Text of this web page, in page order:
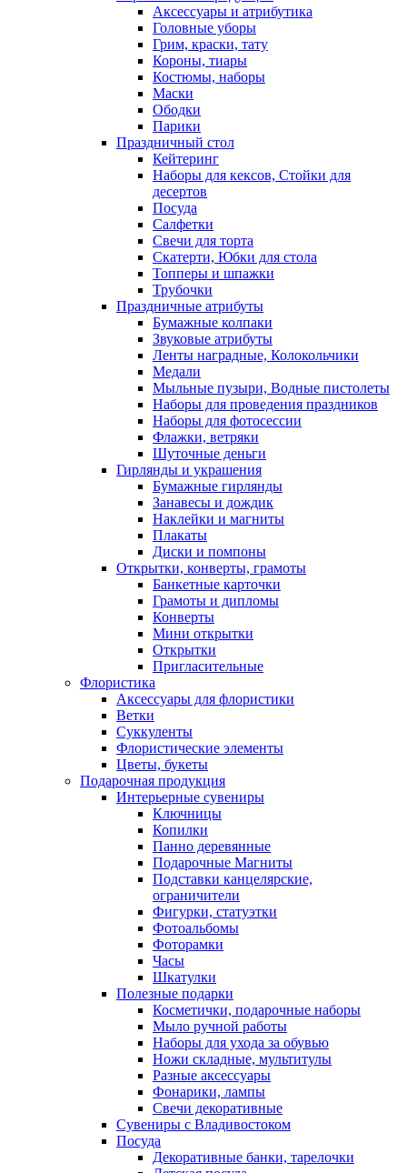
Аксессуары и атрибутика
Головные уборы
Грим, краски, тату
Короны, тиары
Костюмы, наборы
Маски
Ободки
Парики
Праздничный стол
Кейтеринг
Наборы для кексов, Стойки для
десертов
Посуда
Салфетки
Свечи для торта
Скатерти, Юбки для стола
Топперы и шпажки
Трубочки
Праздничные атрибуты
Бумажные колпаки
Звуковые атрибуты
Ленты наградные, Колокольчики
Медали
Мыльные пузыри, Водные пистолеты
Наборы для проведения праздников
Наборы для фотосессии
Флажки, ветряки
Шуточные деньги
Гирлянды и украшения
Бумажные гирлянды
Занавесы и дождик
Наклейки и магниты
Плакаты
Диски и помпоны
Открытки, конверты, грамоты
Банкетные карточки
Грамоты и дипломы
Конверты
Мини открытки
Открытки
Пригласительные
Флористика
Аксессуары для флористики
Ветки
Суккуленты
Флористические элементы
Цветы, букеты
Подарочная продукция
Интерьерные сувениры
Ключницы
Копилки
Панно деревянные
Подарочные Магниты
Подставки канцелярские,
ограничители
Фигурки, статуэтки
Фотоальбомы
Фоторамки
Часы
Шкатулки
Полезные подарки
Косметички, подарочные наборы
Мыло ручной работы
Наборы для ухода за обувью
Ножи складные, мультитулы
Разные аксессуары
Фонарики, лампы
Свечи декоративные
Сувениры с Владивостоком
Посуда
Декоративные банки, тарелочки